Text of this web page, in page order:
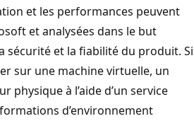
et les performances peuvent
et analysées dans le but
sécurité et la fiabilité du produit. Si
sur une machine virtuelle, un
physique à l’aide d’un service
d’environnement